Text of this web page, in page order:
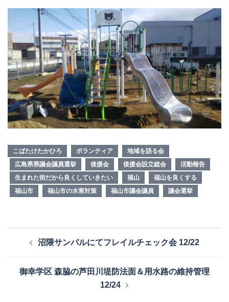
こばたけたかひろ ボランティア
地域を語る会
広島県県議会議員選挙
後援会 後援会設立総会
活動報告
生まれた街だから良くしていきたい
福山
福山を良くする
福山市
福山市の水害対策 福山市議会議員 議会選挙
ビ
沼隈サンパルにてフレイルチェック会 12/22
御幸学区 森脇の芦田川堤防法面＆用水路の維持管理
12/24